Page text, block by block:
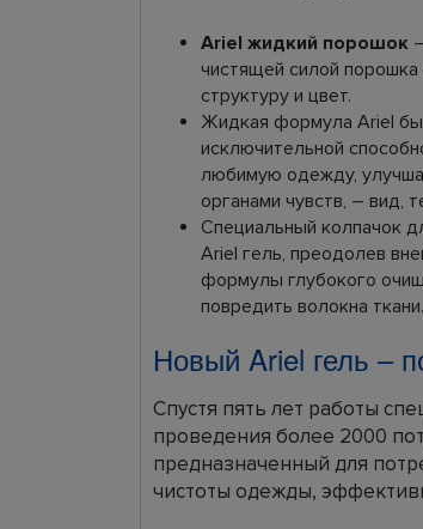
Ariel жидкий порошок
чистящей силой порошка
структуру и цвет.
Жидкая формула Ariel
исключительной
любимую одежду,
органами чувств, – вид,
Специальный колпачок
Ariel гель, преодолев
формулы глубокого
повредить волокна ткани.
Новый Ariel гель –
Спустя пять лет работы
проведения более 2000
предназначенный для
чистоты одежды,